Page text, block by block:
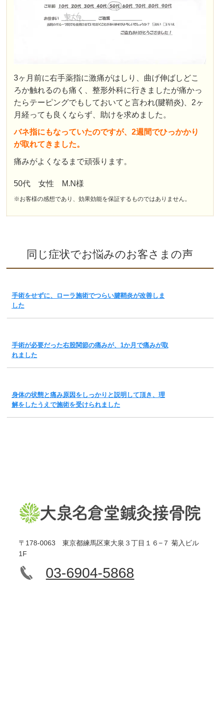
3ヶ月前に右手薬指に激痛がはしり、曲げ伸ばしどこ
ろか触れるのも痛く、整形外科に行きましたが痛かっ
たらテーピングでもしておいてと言われ(腱鞘炎)、2ヶ
月経っても良くならず、助けを求めました。
バネ指にもなっていたのですが、2週間でひっかかり
が取れてきました。
痛みがよくなるまで頑張ります。
50代 女性 M.N様
※お客様の感想であり、効果効能を保証するものではありません。
同じ症状でお悩みのお客さまの声
手術をせずに、ローラ施術でつらい腱鞘炎が改善しま
した
手術が必要だった右股関節の痛みが、1か月で痛みが取
れました
身体の状態と痛み原因をしっかりと説明して頂き、理
解をしたうえで施術を受けられました
〒178-0063 東京都練馬区東大泉３丁目１６−７ 菊入ビル
1F
03-6904-5868